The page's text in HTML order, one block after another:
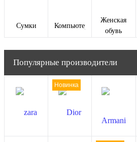
Сумки Компьютеры
Женская
обувь
Популярные производители
Новинка